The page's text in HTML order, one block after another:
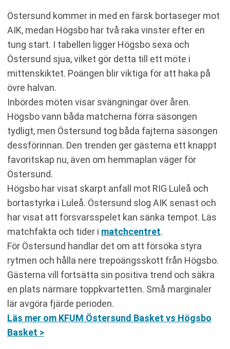
Östersund kommer in med en färsk bortaseger mot
AIK, medan Högsbo har två raka vinster efter en
tung start. I tabellen ligger Högsbo sexa och
Östersund sjua, vilket gör detta till ett möte i
mittenskiktet. Poängen blir viktiga för att haka på
övre halvan.
Inbördes möten visar svängningar över åren.
Högsbo vann båda matcherna förra säsongen
tydligt, men Östersund tog båda fajterna säsongen
dessförinnan. Den trenden ger gästerna ett knappt
favoritskap nu, även om hemmaplan väger för
Östersund.
Högsbo har visat skarpt anfall mot RIG Luleå och
bortastyrka i Luleå. Östersund slog AIK senast och
har visat att försvarsspelet kan sänka tempot. Läs
matchfakta och tider i matchcentret.
För Östersund handlar det om att försöka styra
rytmen och hålla nere trepoängsskott från Högsbo.
Gästerna vill fortsätta sin positiva trend och säkra
en plats närmare toppkvartetten. Små marginaler
lär avgöra fjärde perioden.
Läs mer om KFUM Östersund Basket vs Högsbo
Basket >